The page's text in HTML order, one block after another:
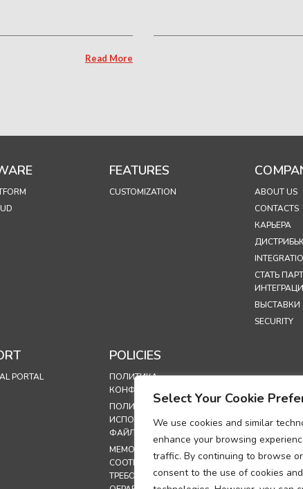
Select Your Cookie
We use cookies and similar
enhance your browsing
traffic. By continuing to browse
consent to the use of cookies
Read More
FEATURES
CUSTOMIZATION
ABOUT US
CONTACTS
КАРЬЕРА
СТАТЬ
ВЫСТАВКИ
SECURITY
PORTAL
POLICIES
ПОЛИТИКА
КОНФИДЕНЦИАЛЬНОСТИ
ПОЛИТИКА
ИСПОЛЬЗОВАНИЯ
ФАЙЛОВ COOKIES
МЕМОРАНДУМ О
СООТВЕТСТВИИ
ТРЕБОВАНИЯМ В ОБЛАСТИ